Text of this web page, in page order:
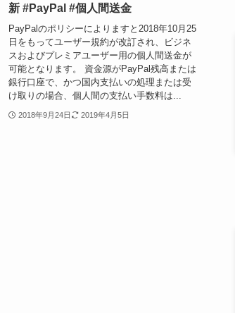
新 #PayPal #個人間送金
PayPalのポリシーによりますと2018年10月25
日をもってユーザー規約が改訂され、ビジネ
スおよびプレミアユーザー用の個人間送金が
可能となります。 資金源がPayPal残高または
銀行口座で、かつ国内支払いの処理または受
け取りの場合、個人間の支払い手数料は...
2018年9月24日 2019年4月5日